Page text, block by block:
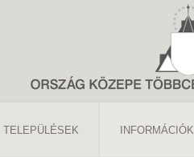
TELEPÜLÉSEK INFORMÁCIÓK